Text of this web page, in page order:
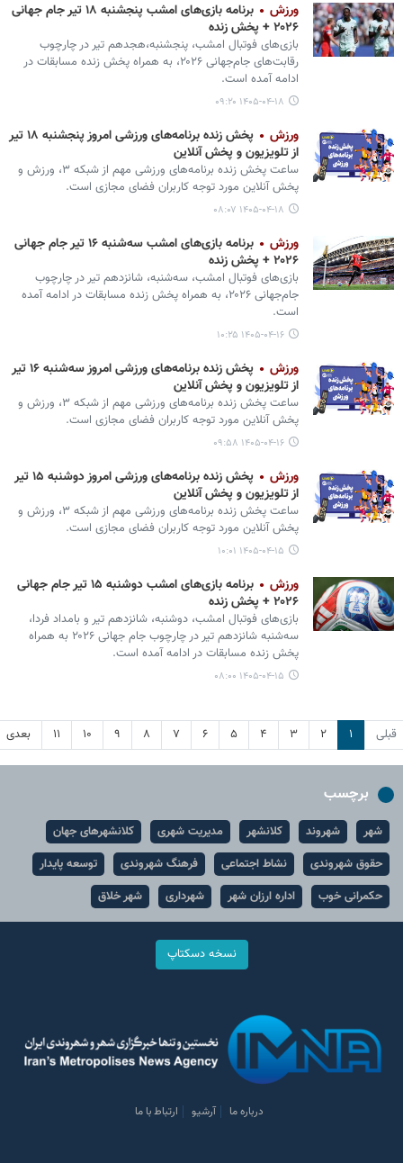
ورزش
برنامه بازی‌های امشب پنجشنبه ۱۸ تیر جام جهانی
۲۰۲۶ + پخش زنده
بازی‌های فوتبال امشب، پنجشنبه،هجدهم تیر در چارچوب
رقابت‌های جام‌جهانی ۲۰۲۶، به همراه پخش زنده مسابقات در
ادامه آمده است.
۱۴۰۵-۰۴-۱۸ ۰۹:۲۰
ورزش
پخش زنده برنامه‌های ورزشی امروز پنجشنبه ۱۸ تیر
از تلویزیون و پخش آنلاین
ساعت پخش زنده برنامه‌های ورزشی مهم از شبکه ۳، ورزش و
پخش آنلاین مورد توجه کاربران فضای مجازی است.
۱۴۰۵-۰۴-۱۸ ۰۸:۰۷
ورزش
برنامه بازی‌های امشب سه‌شنبه ۱۶ تیر جام جهانی
۲۰۲۶ + پخش زنده
بازی‌های فوتبال امشب، سه‌شنبه، شانزدهم تیر در چارچوب
جام‌جهانی ۲۰۲۶، به همراه پخش زنده مسابقات در ادامه آمده
است.
۱۴۰۵-۰۴-۱۶ ۱۰:۲۵
ورزش
پخش زنده برنامه‌های ورزشی امروز سه‌شنبه ۱۶ تیر
از تلویزیون و پخش آنلاین
ساعت پخش زنده برنامه‌های ورزشی مهم از شبکه ۳، ورزش و
پخش آنلاین مورد توجه کاربران فضای مجازی است.
۱۴۰۵-۰۴-۱۶ ۰۹:۵۸
ورزش
پخش زنده برنامه‌های ورزشی امروز دوشنبه ۱۵ تیر
از تلویزیون و پخش آنلاین
ساعت پخش زنده برنامه‌های ورزشی مهم از شبکه ۳، ورزش و
پخش آنلاین مورد توجه کاربران فضای مجازی است.
۱۴۰۵-۰۴-۱۵ ۱۰:۰۱
ورزش
برنامه بازی‌های امشب دوشنبه ۱۵ تیر جام جهانی
۲۰۲۶ + پخش زنده
بازی‌های فوتبال امشب، دوشنبه، شانزدهم تیر و بامداد فردا،
سه‌شنبه شانزدهم تیر در چارچوب جام جهانی ۲۰۲۶ به همراه
پخش زنده مسابقات در ادامه آمده است.
۱۴۰۵-۰۴-۱۵ ۰۸:۰۰
قبلی ۱ ۲ ۳ ۴ ۵ ۶ ۷ ۸ ۹ ۱۰ ۱۱ بعدی
برچسب
شهر شهروند کلانشهر مدیریت شهری
کلانشهرهای جهان
حقوق شهروندی
نشاط اجتماعی فرهنگ شهروندی
توسعه پایدار
حکمرانی خوب
اداره ارزان شهر شهرداری شهر خلاق
نسخه دسکتاپ
درباره ما آرشیو ارتباط با ما